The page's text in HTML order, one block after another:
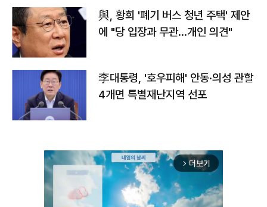
與, 황희 '폐기 버스 청년 주택' 제안
에 "당 입장과 무관…개인 의견"
李대통령, '호우피해' 안동·의성 관할
4개면 특별재난지역 선포
arrow_forward_ios 더보기